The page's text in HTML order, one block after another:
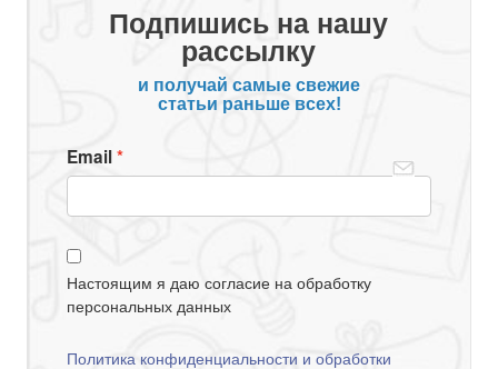
Подпишись на нашу
рассылку
и получай самые свежие
статьи раньше всех!
Email
Настоящим я даю согласие на обработку
персональных данных
Политика конфиденциальности и обработки